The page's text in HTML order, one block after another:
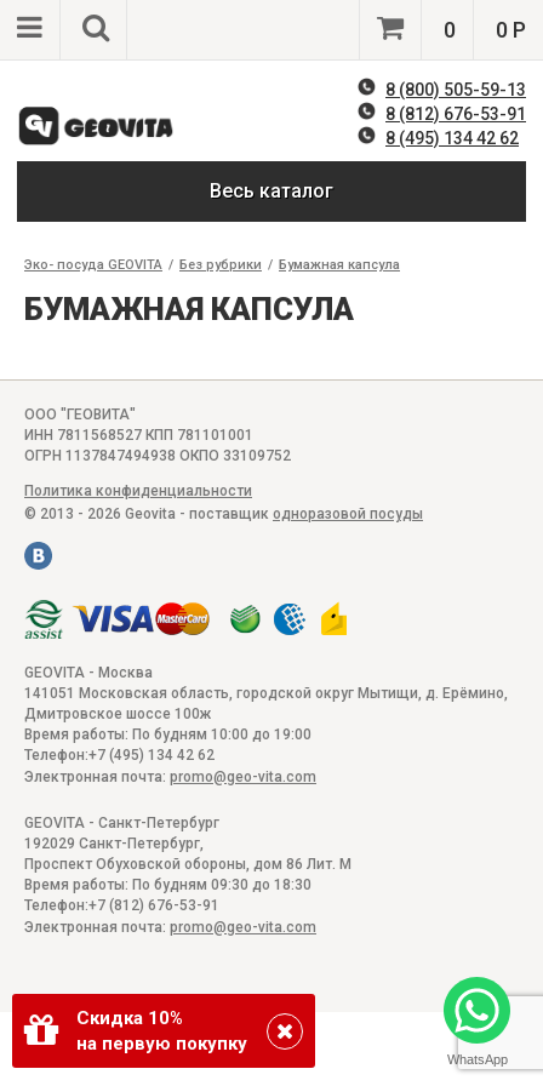
0 0 Р
8 (800) 505-59-13
8 (812) 676-53-91
8 (495) 134 42 62
Весь каталог
Эко- посуда GEOVITA / Без рубрики / Бумажная капсула
БУМАЖНАЯ КАПСУЛА
Скидка 10%
на первую покупку
ООО "ГЕОВИТА"
ИНН 7811568527 КПП 781101001
ОГРН 1137847494938 ОКПО 33109752
Политика конфиденциальности
© 2013 - 2026 Geovita - поставщик одноразовой посуды
GEOVITA - Москва
141051 Московская область, городской округ Мытищи, д. Ерёмино
Дмитровское шоссе 100ж
Время работы: По будням 10:00 до 19:00
Телефон:+7 (495) 134 42 62
Электронная почта: promo@geo-vita.com
GEOVITA - Санкт-Петербург
192029 Санкт-Петербург
Проспект Обуховской обороны, дом 86 Лит. М
Время работы: По будням 09:30 до 18:30
Телефон:+7 (812) 676-53-91
Электронная почта: promo@geo-vita.com
WhatsApp